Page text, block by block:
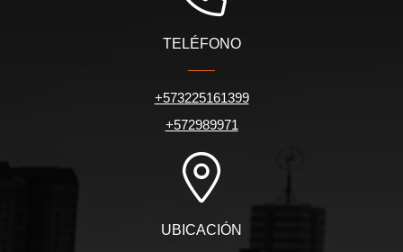
TELÉFONO
+573225161399
+572989971
UBICACIÓN